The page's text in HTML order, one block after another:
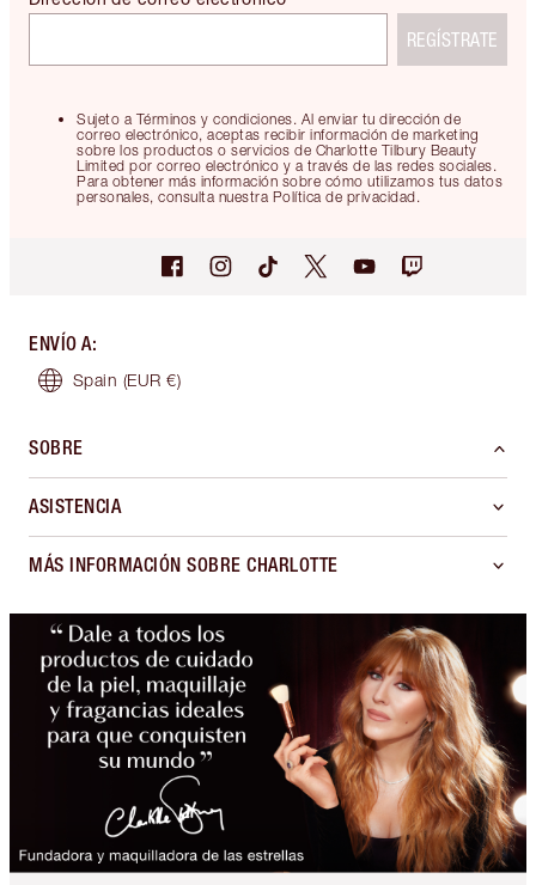
Sujeto a Términos y condiciones. Al enviar tu dirección de
correo electrónico, aceptas recibir información de marketing
sobre los productos o servicios de Charlotte Tilbury Beauty
Limited por correo electrónico y a través de las redes sociales.
Para obtener más información sobre cómo utilizamos tus datos
personales, consulta nuestra Política de privacidad.
REGÍSTRATE
ENVÍO A:
Spain (EUR €)
SOBRE
ASISTENCIA
MÁS INFORMACIÓN SOBRE CHARLOTTE